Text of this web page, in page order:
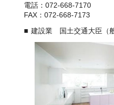
電話：072-668-7170
FAX：072-668-7173
建設業 国土交通大臣（